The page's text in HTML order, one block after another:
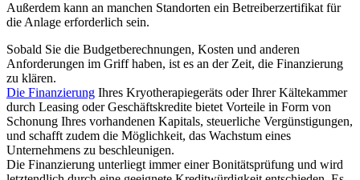
Außerdem kann an manchen Standorten ein Betreiberzertifikat für
die Anlage erforderlich sein.
Sobald Sie die Budgetberechnungen, Kosten und anderen
Anforderungen im Griff haben, ist es an der Zeit, die Finanzierung
zu klären.
Die Finanzierung Ihres Kryotherapiegeräts oder Ihrer Kältekammer
durch Leasing oder Geschäftskredite bietet Vorteile in Form von
Schonung Ihres vorhandenen Kapitals, steuerliche Vergünstigungen,
und schafft zudem die Möglichkeit, das Wachstum eines
Unternehmens zu beschleunigen.
Die Finanzierung unterliegt immer einer Bonitätsprüfung und wird